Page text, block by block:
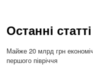
Останні статті
Майже 20 млрд грн
першого півріччя